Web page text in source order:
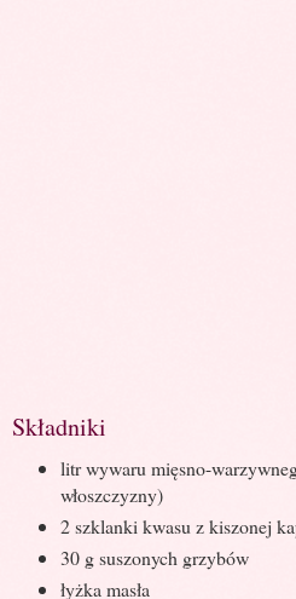
Składniki
litr wywaru mięsno-
włoszczyzny)
2 szklanki kwasu z kiszonej
30 g suszonych grzybów
łyżka masła